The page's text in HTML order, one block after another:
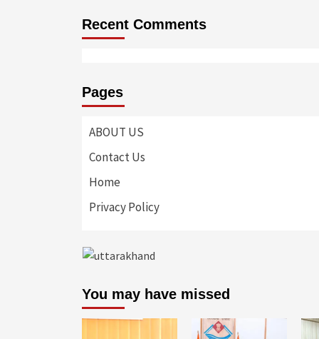
Recent Comments
Pages
ABOUT US
Contact Us
Home
Privacy Policy
You may have missed